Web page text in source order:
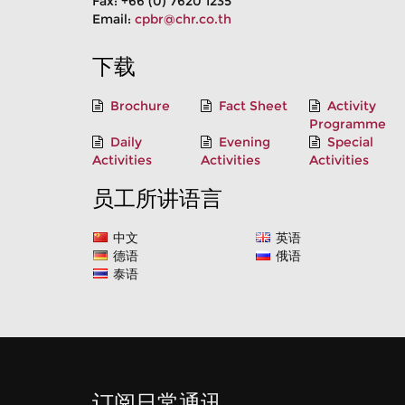
Email: cpbr@chr.co.th
下载
Brochure Fact Sheet
Activity
Programme
Daily
Activities
Evening
Activities
Special
Activities
员工所讲语言
中文
英语
德语
俄语
泰语